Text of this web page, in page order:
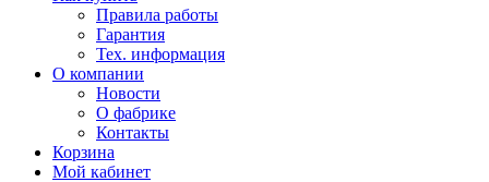
Правила работы
Гарантия
Тех. информация
О компании
Новости
О фабрике
Контакты
Корзина
Мой кабинет